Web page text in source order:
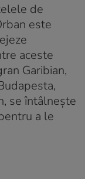
de
este
aceste
Garibian,
se întâlnește
a le